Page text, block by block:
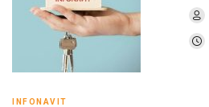
INFONAVIT